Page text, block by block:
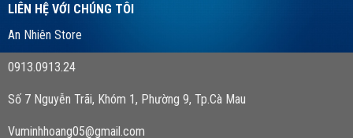
LIÊN HỆ VỚI CHÚNG TÔI
An Nhiên Store
0913.0913.24
Số 7 Nguyễn Trãi, Khóm 1, Phường 9, Tp.Cà Mau
Vuminhhoang05@gmail.com